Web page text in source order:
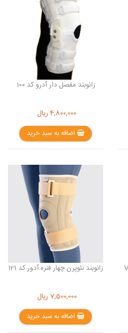
زانوبند مفصل دار آدرو کد 100
4,800,000 ریال
اضافه به سبد خرید
زانوبند نئوپرن چهار فنره آدور کد 121
7,500,000 ریال
اضافه به سبد خرید